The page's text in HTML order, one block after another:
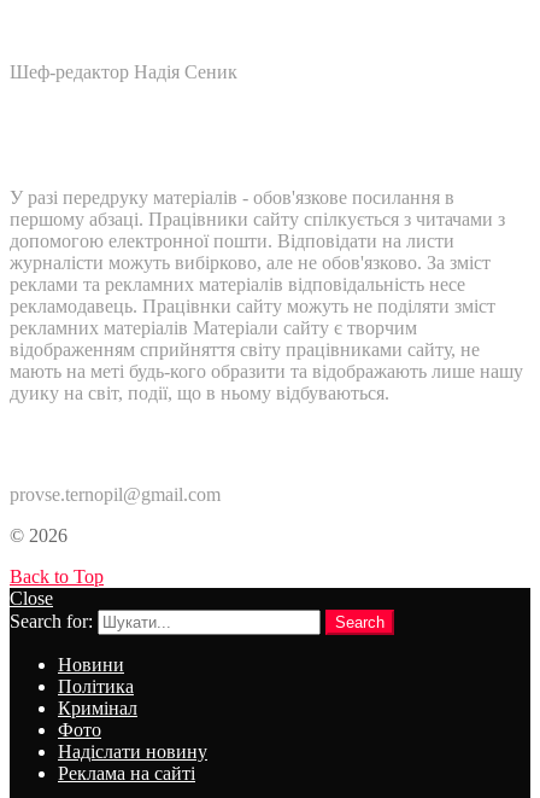
Шеф-редактор Надія Сеник
У разі передруку матеріалів - обов'язкове посилання в
першому абзаці. Працівники сайту спілкується з читачами з
допомогою електронної пошти. Відповідати на листи
журналісти можуть вибірково, але не обов'язково. За зміст
реклами та рекламних матеріалів відповідальність несе
рекламодавець. Працівнки сайту можуть не поділяти зміст
рекламних матеріалів Матеріали сайту є творчим
відображенням сприйняття світу працівниками сайту, не
мають на меті будь-кого образити та відображають лише нашу
дуику на світ, події, що в ньому відбуваються.
provse.ternopil@gmail.com
© 2026
Back to Top
Close
Search for:
Search
Новини
Політика
Кримінал
Фото
Надіслати новину
Реклама на сайті